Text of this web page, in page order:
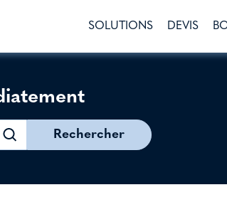
SOLUTIONS DEVIS
Rechercher